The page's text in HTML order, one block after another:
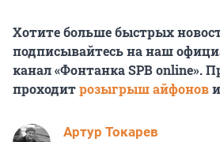
Хотите больше быстрых
подписывайтесь на наш
канал «Фонтанка SPB online».
проходитрозыгрыш айфонов
Артур Токарев